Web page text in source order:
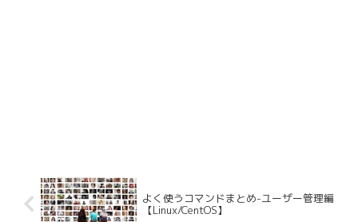
よく使うコマンドまとめ-ユーザー管理編
【Linux/CentOS】